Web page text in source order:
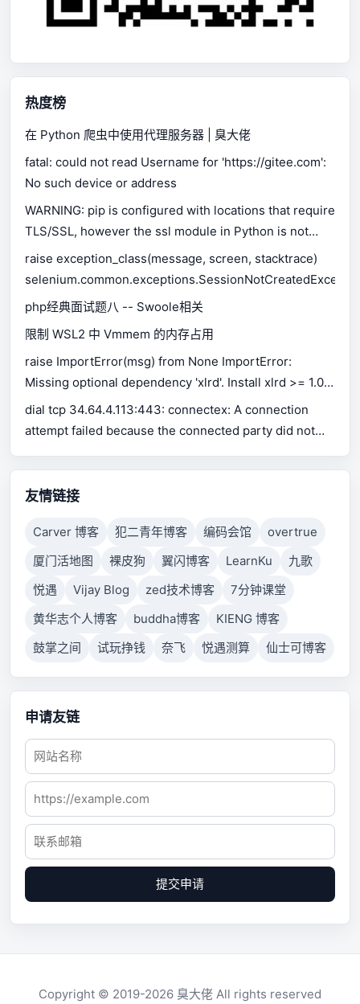
热度榜
在 Python 爬虫中使用代理服务器 | 臭大佬
fatal: could not read Username for 'https://gitee.com':
No such device or address
WARNING: pip is configured with locations that require
TLS/SSL, however the ssl module in Python is not
available.
raise exception_class(message, screen, stacktrace)
php经典面试题八 -- Swoole相关
限制 WSL2 中 Vmmem 的内存占用
raise ImportError(msg) from None ImportError:
Missing optional dependency 'xlrd'. Install xlrd >= 1.0.0
for Excel support Use pip or conda to install xlrd.
dial tcp 34.64.4.113:443: connectex: A connection
attempt failed because the connected party did not
connection failed because connected host has failed
to respond.
友情链接
Carver 博客 犯二青年博客 编码会馆
overtrue
厦门活地图
裸皮狗 翼闪博客 LearnKu
九歌
悦遇
Vijay Blog zed技术博客
7分钟课堂
黄华志个人博客
buddha博客
KIENG 博客
鼓掌之间
试玩挣钱 奈飞 悦遇测算 仙士可博客
申请友链
提交申请
Copyright © 2019-2026 臭大佬 All rights reserved